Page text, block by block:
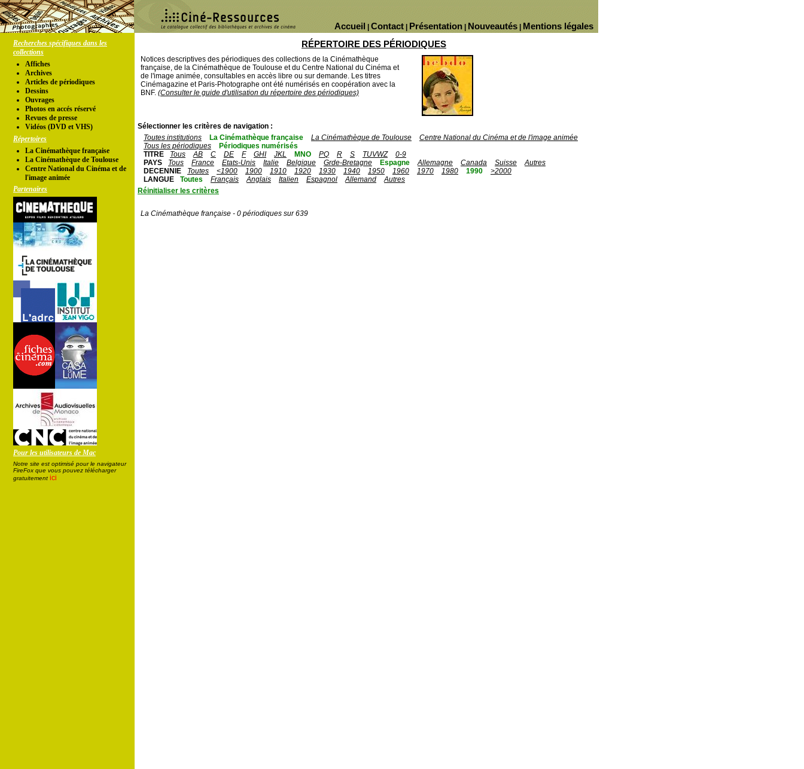
Mentions légales
Nouveautés
Présentation
Contact
Accueil
Recherches spécifiques dans les
collections
Affiches
Archives
Articles de périodiques
Dessins
Ouvrages
Photos en accés réservé
Revues de presse
Vidéos (DVD et VHS)
Répertoires
La Cinémathèque française
La Cinémathèque de Toulouse
Centre National du Cinéma et de
l'image animée
Partenaires
Pour les utilisateurs de Mac
Notre site est optimisé pour le navigateur
FireFox que vous pouvez télécharger
gratuitement ici
RÉPERTOIRE DES PÉRIODIQUES
Notices descriptives des périodiques des collections de la Cinémathèque
française, de la Cinémathèque de Toulouse et du Centre National du Cinéma et
de l'image animée, consultables en accès libre ou sur demande. Les titres
Cinémagazine et Paris-Photographe ont été numérisés en coopération avec la
BNF. (Consulter le guide d'utilisation du répertoire des périodiques)
Sélectionner les critères de navigation :
Toutes institutions
La Cinémathèque française La Cinémathèque de Toulouse
Centre National du Cinéma et de l'image animée
Tous les périodiques
Périodiques numérisés
TITRE
Tous AB C DE F GHI JKL MNO PQ R S TUVWZ
0-9
PAYS
Tous France Etats-Unis Italie Belgique Grde-Bretagne Espagne Allemagne Canada Suisse
Autres
DECENNIE
Toutes <1900 1900 1910 1920 1930 1940 1950 1960 1970 1980 1990
>2000
LANGUE
Toutes Français Anglais Italien Espagnol Allemand
Autres
Réinitialiser les critères
La Cinémathèque française - 0 périodiques sur 639